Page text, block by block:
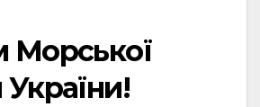
Морської
України!